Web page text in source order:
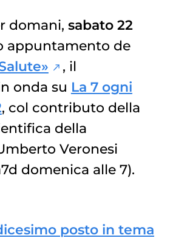
domani, sabato 22
appuntamento de
, il
onda su La 7 ogni
, col contributo della
della
Veronesi
domenica alle 7).
posto in tema